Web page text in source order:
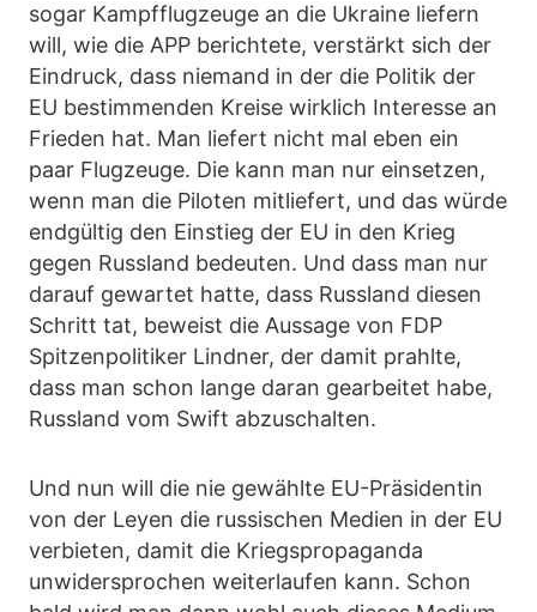
sogar Kampfflugzeuge an die Ukraine liefern
will, wie die APP berichtete, verstärkt sich der
Eindruck, dass niemand in der die Politik der
EU bestimmenden Kreise wirklich Interesse an
Frieden hat. Man liefert nicht mal eben ein
paar Flugzeuge. Die kann man nur einsetzen,
wenn man die Piloten mitliefert, und das würde
endgültig den Einstieg der EU in den Krieg
gegen Russland bedeuten. Und dass man nur
darauf gewartet hatte, dass Russland diesen
Schritt tat, beweist die Aussage von FDP
Spitzenpolitiker Lindner, der damit prahlte,
dass man schon lange daran gearbeitet habe,
Russland vom Swift abzuschalten.
Und nun will die nie gewählte EU-Präsidentin
von der Leyen die russischen Medien in der EU
verbieten, damit die Kriegspropaganda
unwidersprochen weiterlaufen kann. Schon